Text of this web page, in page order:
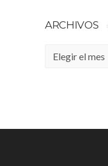
ARCHIVOS
Archivos